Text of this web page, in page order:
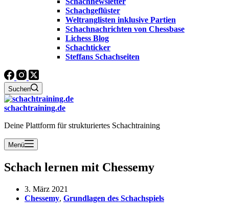
Schachgeflüster
Weltranglisten inklusive Partien
Schachnachrichten von Chessbase
Lichess Blog
Schachticker
Steffans Schachseiten
Suchen
schachtraining.de
Deine Plattform für strukturiertes Schachtraining
Menü
Schach lernen mit Chessemy
3. März 2021
Chessemy, Grundlagen des Schachspiels